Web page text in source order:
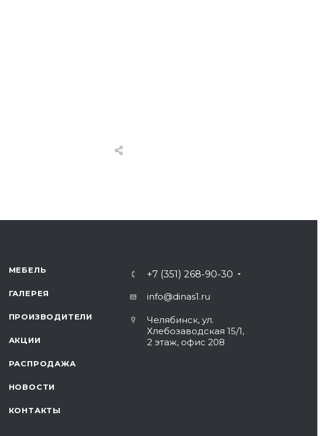
МЕБЕЛЬ
ГАЛЕРЕЯ
ПРОИЗВОДИТЕЛИ
АКЦИИ
РАСПРОДАЖА
НОВОСТИ
КОНТАКТЫ
+7 (351) 268-90-30
info@dinas1.ru
Челябинск, ул.
Хлебозаводская 15/1,
2 этаж, офис 208